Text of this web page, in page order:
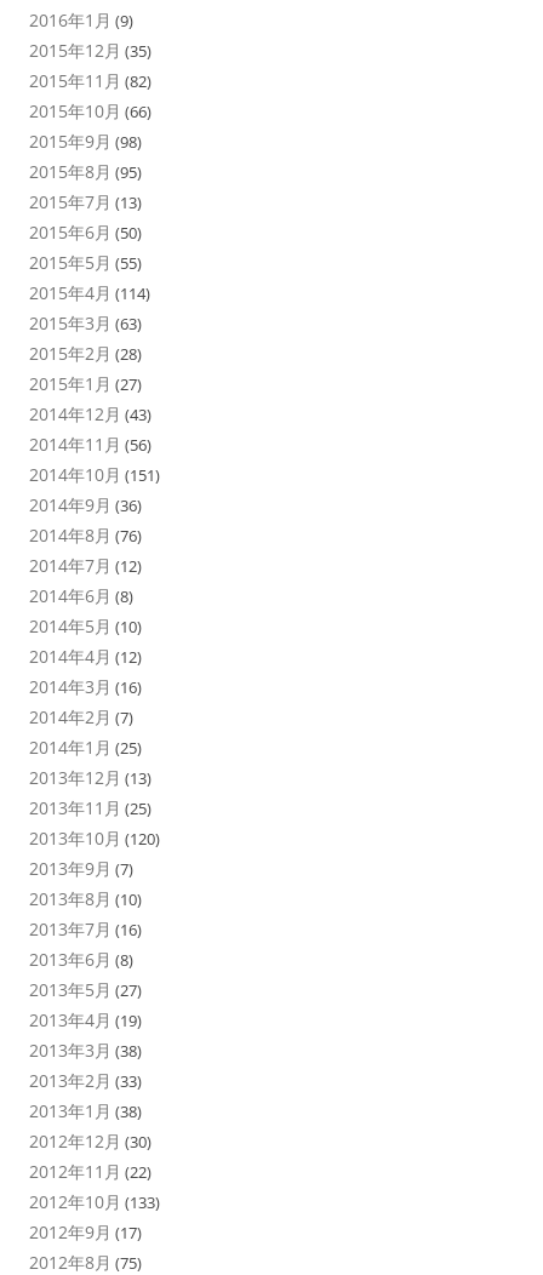
2016年1月 (9)
2015年12月 (35)
2015年11月 (82)
2015年10月 (66)
2015年9月 (98)
2015年8月 (95)
2015年7月 (13)
2015年6月 (50)
2015年5月 (55)
2015年4月 (114)
2015年3月 (63)
2015年2月 (28)
2015年1月 (27)
2014年12月 (43)
2014年11月 (56)
2014年10月 (151)
2014年9月 (36)
2014年8月 (76)
2014年7月 (12)
2014年6月 (8)
2014年5月 (10)
2014年4月 (12)
2014年3月 (16)
2014年2月 (7)
2014年1月 (25)
2013年12月 (13)
2013年11月 (25)
2013年10月 (120)
2013年9月 (7)
2013年8月 (10)
2013年7月 (16)
2013年6月 (8)
2013年5月 (27)
2013年4月 (19)
2013年3月 (38)
2013年2月 (33)
2013年1月 (38)
2012年12月 (30)
2012年11月 (22)
2012年10月 (133)
2012年9月 (17)
2012年8月 (75)